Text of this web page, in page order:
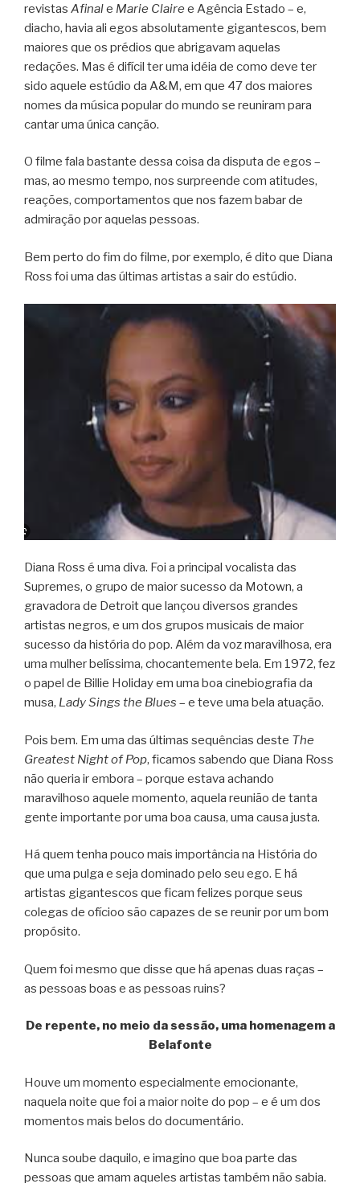
revistas Afinale Marie Claire e Agência Estado – e,
diacho, havia ali egos absolutamente gigantescos, bem
maiores que os prédios que abrigavam aquelas
redações. Mas é difícil ter uma idéia de como deve ter
sido aquele estúdio da A&M, em que 47 dos maiores
nomes da música popular do mundo se reuniram para
cantar uma única canção.
O filme fala bastante dessa coisa da disputa de egos –
mas, ao mesmo tempo, nos surpreende com atitudes,
reações, comportamentos que nos fazem babar de
admiração por aquelas pessoas.
Bem perto do fim do filme, por exemplo, é dito que Diana
Ross foi uma das últimas artistas a sair do estúdio.
Diana Ross é uma diva. Foi a principal vocalista das
Supremes, o grupo de maior sucesso da Motown, a
gravadora de Detroit que lançou diversos grandes
artistas negros, e um dos grupos musicais de maior
sucesso da história do pop. Além da voz maravilhosa, era
uma mulher belíssima, chocantemente bela. Em 1972, fez
o papel de Billie Holiday em uma boa cinebiografia da
musa, Lady Sings the Blues – e teve uma bela atuação.
Pois bem. Em uma das últimas sequências deste The
Greatest Night of Pop, ficamos sabendo que Diana Ross
não queria ir embora – porque estava achando
maravilhoso aquele momento, aquela reunião de tanta
gente importante por uma boa causa, uma causa justa.
Há quem tenha pouco mais importância na História do
que uma pulga e seja dominado pelo seu ego. E há
artistas gigantescos que ficam felizes porque seus
colegas de ofícioo são capazes de se reunir por um bom
propósito.
Quem foi mesmo que disse que há apenas duas raças –
as pessoas boas e as pessoas ruins?
De repente, no meio da sessão, uma homenagem a
Belafonte
Houve um momento especialmente emocionante,
naquela noite que foi a maior noite do pop – e é um dos
momentos mais belos do documentário.
Nunca soube daquilo, e imagino que boa parte das
pessoas que amam aqueles artistas também não sabia.